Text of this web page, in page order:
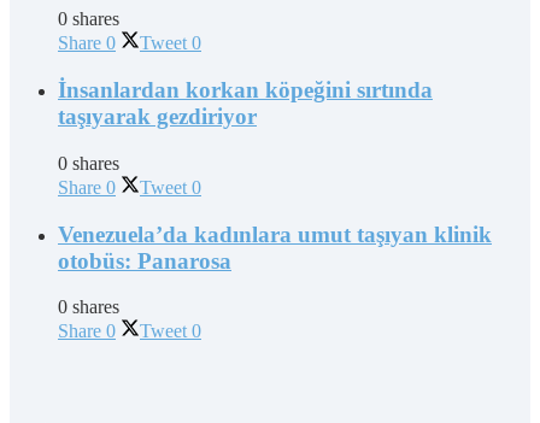
0 shares
Share 0 Tweet 0
İnsanlardan korkan köpeğini sırtında
taşıyarak gezdiriyor
0 shares
Share 0 Tweet 0
Venezuela’da kadınlara umut taşıyan klinik
otobüs: Panarosa
0 shares
Share 0 Tweet 0